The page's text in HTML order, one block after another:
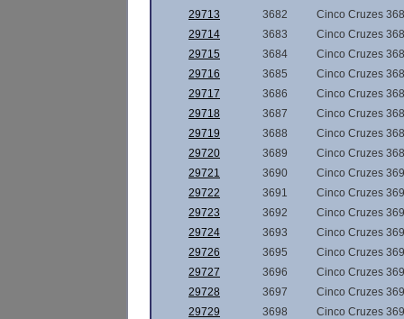
29713
3682
Cinco Cruzes
29714
3683
Cinco Cruzes
29715
3684
Cinco Cruzes
29716
3685
Cinco Cruzes
29717
3686
Cinco Cruzes
29718
3687
Cinco Cruzes
29719
3688
Cinco Cruzes
29720
3689
Cinco Cruzes
29721
3690
Cinco Cruzes
29722
3691
Cinco Cruzes
29723
3692
Cinco Cruzes
29724
3693
Cinco Cruzes
29726
3695
Cinco Cruzes
29727
3696
Cinco Cruzes
29728
3697
Cinco Cruzes
29729
3698
Cinco Cruzes